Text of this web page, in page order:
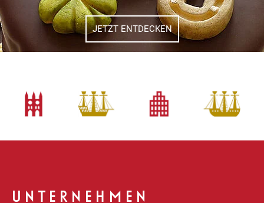
JETZT ENTDECKEN
UNTERNEHMEN